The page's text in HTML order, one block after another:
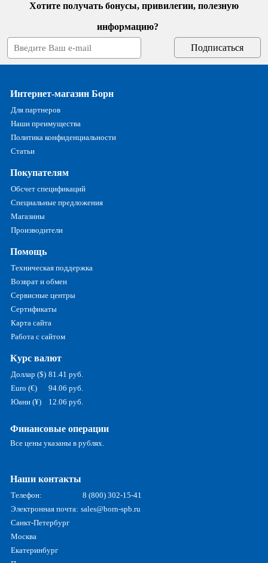
Хотите получать бонусы, привилегии, полезную
информацию?
Интернет-магазин Борн
Для партнеров
Наши преимущества
Политика конфиденциальности
Статьи
Покупателям
Обсчет спецификаций
Специальные предложения
Магазины
Производители
Помощь
Техническая поддержка
Возврат и обмен
Сервисные центры
Сертификаты
Карта сайта
Работа с сайтом
Курс валют
Доллар ($) 81.41 руб.
Euro (€)
94.06 руб.
Юани (¥)
12.06 руб.
Финансовые операции
Все цены указаны в рублях.
Наши контакты
Телефон:
8 (800) 302-15-41
Электронная почта: sales@born-spb.ru
Санкт-Петербург
Москва
Екатеринбург